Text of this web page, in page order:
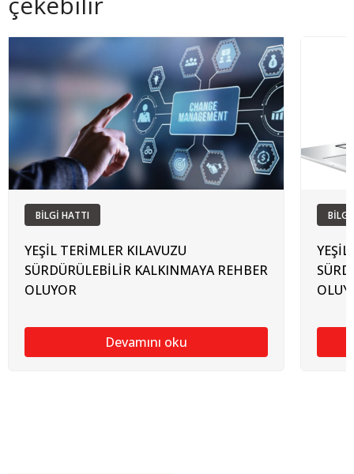
BİLGİ HATTI
YEŞİL TERİMLER KILAVUZU
SÜRDÜRÜLEBİLİR KALKINMAYA REHBER
OLUYOR
Devamını oku